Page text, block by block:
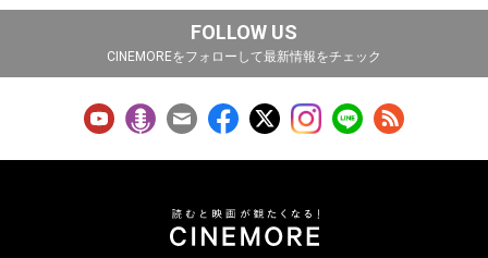
FOLLOW US
CINEMOREをフォローして最新情報をチェック